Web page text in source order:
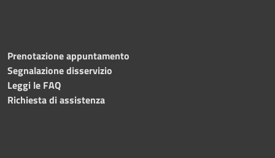
Prenotazione appuntamento
Segnalazione disservizio
Leggi le FAQ
Richiesta di assistenza